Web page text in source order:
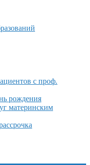
с проф.
рождения
материнским